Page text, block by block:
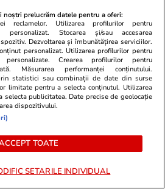
Exclusiv
12:58
total. PNL
acasă a
din
de
noștri prelucrăm datele pentru a oferi:
reclamelor. Utilizarea profilurilor pentru
personalizat. Stocarea și/sau accesarea
Dezvoltarea și îmbunătățirea serviciilor.
personalizat. Utilizarea profilurilor pentru
personalizate. Crearea profilurilor pentru
Măsurarea performanței conținutului.
statistici sau combinații de date din surse
limitate pentru a selecta conținutul. Utilizarea
publicitatea. Date precise de geolocație
dispozitivului.
TOATE
SETARILE INDIVIDUAL